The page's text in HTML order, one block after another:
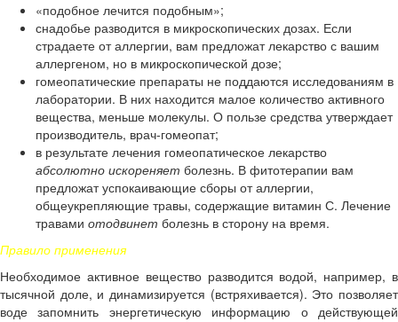
«подобное лечится подобным»;
снадобье разводится в микроскопических дозах. Если
страдаете от аллергии, вам предложат лекарство с вашим
аллергеном, но в микроскопической дозе;
гомеопатические препараты не поддаются исследованиям в
лаборатории. В них находится малое количество активного
вещества, меньше молекулы. О пользе средства утверждает
производитель, врач-гомеопат;
в результате лечения гомеопатическое лекарство
абсолютно искореняет болезнь. В фитотерапии вам
предложат успокаивающие сборы от аллергии,
общеукрепляющие травы, содержащие витамин С. Лечение
травами отодвинет болезнь в сторону на время.
Правило применения
Необходимое активное вещество разводится водой, например, в
тысячной доле, и динамизируется (встряхивается). Это позволяет
воде запомнить энергетическую информацию о действующей